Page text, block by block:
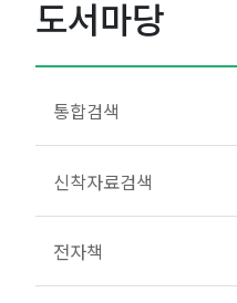
도서마당
통합검색
신착자료검색
전자책